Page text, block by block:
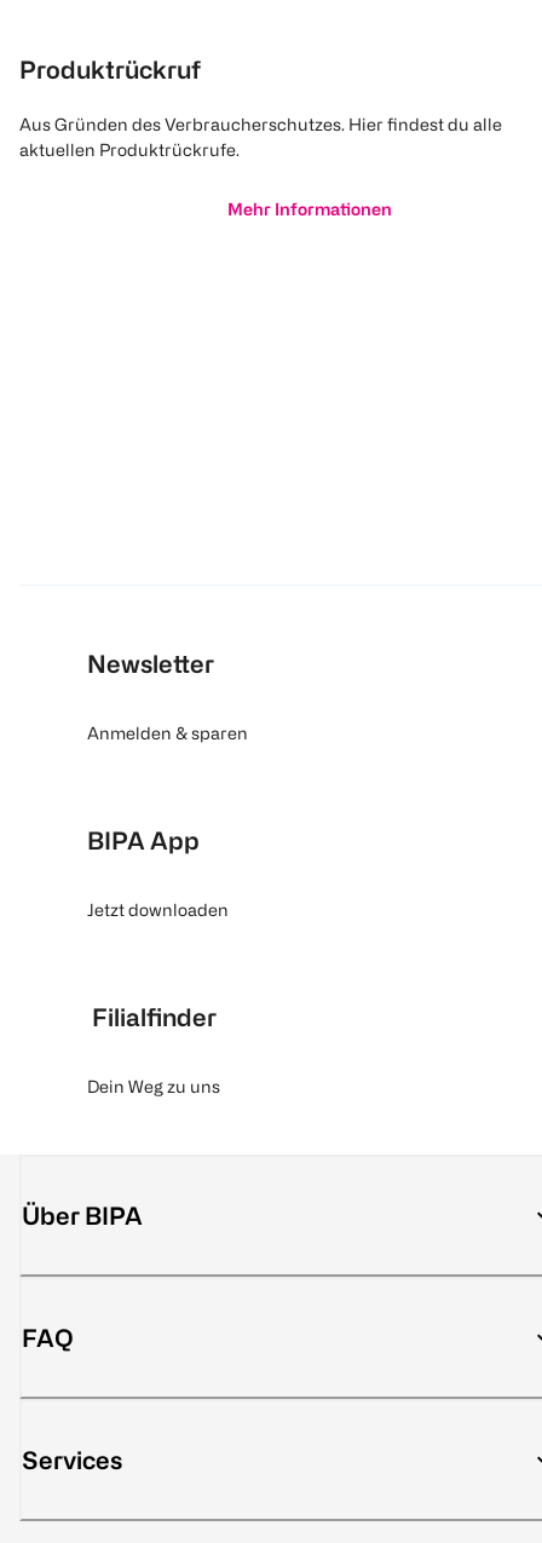
Produktrückruf
Aus Gründen des Verbraucherschutzes. Hier findest du alle
aktuellen Produktrückrufe.
Mehr Informationen
Newsletter
Anmelden & sparen
BIPA App
Jetzt downloaden
Filialfinder
Dein Weg zu uns
Über BIPA
FAQ
Services